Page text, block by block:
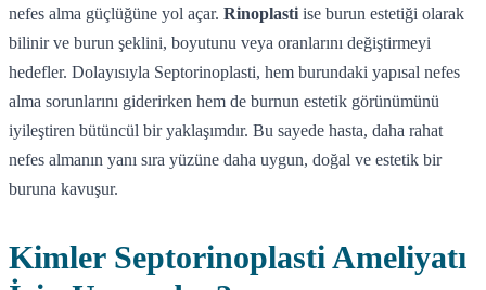
nefes alma güçlüğüne yol açar. Rinoplasti ise burun estetiği olarak
bilinir ve burun şeklini, boyutunu veya oranlarını değiştirmeyi
hedefler. Dolayısıyla Septorinoplasti, hem burundaki yapısal nefes
alma sorunlarını giderirken hem de burnun estetik görünümünü
iyileştiren bütüncül bir yaklaşımdır. Bu sayede hasta, daha rahat
nefes almanın yanı sıra yüzüne daha uygun, doğal ve estetik bir
buruna kavuşur.
Kimler Septorinoplasti Ameliyatı